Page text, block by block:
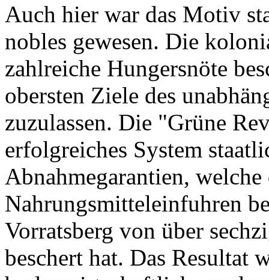
Auch hier war das Motiv
nobles gewesen. Die
zahlreiche Hungersnöte
obersten Ziele des
zuzulassen. Die "Grüne
erfolgreiches System
Abnahmegarantien,
Nahrungsmitteleinfuhren
Vorratsberg von über
beschert hat. Das Resultat